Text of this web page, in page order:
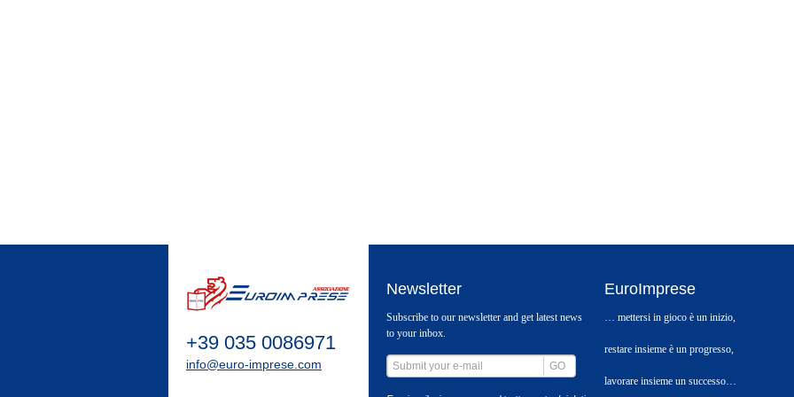
+39 035 0086971
info@euro-imprese.com
Newsletter
Subscribe to our newsletter and get latest news
to your inbox.
GO
EuroImprese
… mettersi in gioco è un inizio,
restare insieme è un progresso,
lavorare insieme un successo…